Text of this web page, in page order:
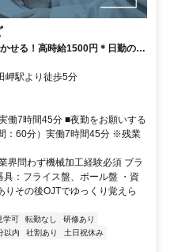
せる！高時給1500円＊日勤のみ
岬駅より徒歩5分
働7時間45分 ■夜勤をお願いする
：60分）実働7時間45分 ※残業
界問わず機械加工経験必須 ブラ
：フライス盤、ボール盤 ・資
その後OJTでゆっくり覚えら
学可 転勤なし
研修あり
以内 社割あり
土日祝休み